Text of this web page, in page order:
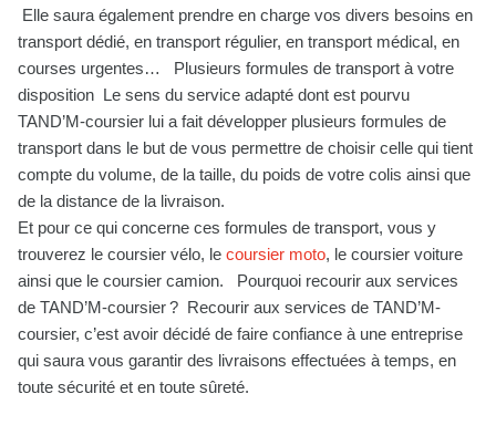
Elle saura également prendre en charge vos divers besoins en
transport dédié, en transport régulier, en transport médical, en
courses urgentes… Plusieurs formules de transport à votre
disposition Le sens du service adapté dont est pourvu
TAND’M-coursier lui a fait développer plusieurs formules de
transport dans le but de vous permettre de choisir celle qui tient
compte du volume, de la taille, du poids de votre colis ainsi que
de la distance de la livraison.
Et pour ce qui concerne ces formules de transport, vous y
trouverez le coursier vélo, le coursier moto, le coursier voiture
ainsi que le coursier camion. Pourquoi recourir aux services
de TAND’M-coursier ? Recourir aux services de TAND’M-
coursier, c’est avoir décidé de faire confiance à une entreprise
qui saura vous garantir des livraisons effectuées à temps, en
toute sécurité et en toute sûreté.